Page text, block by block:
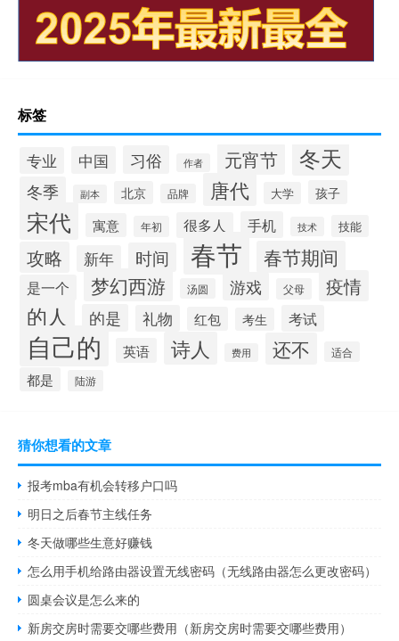
标签
专业 中国 习俗 作者 元宵节 冬天
冬季 副本 北京 品牌 唐代 大学 孩子
宋代 寓意 年初 很多人 手机 技术 技能
攻略 新年 时间 春节 春节期间
是一个 梦幻西游 汤圆 游戏 父母 疫情
的人 的是 礼物 红包 考生 考试
自己的 英语 诗人 费用 还不 适合
都是 陆游
猜你想看的文章
报考mba有机会转移户口吗
明日之后春节主线任务
冬天做哪些生意好赚钱
怎么用手机给路由器设置无线密码（无线路由器怎么更改密码）
圆桌会议是怎么来的
新房交房时需要交哪些费用（新房交房时需要交哪些费用）